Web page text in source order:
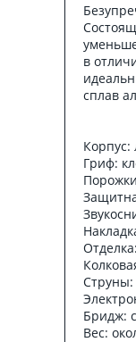
в
сплав
Корпус:
Гриф:
Струны:
Бридж:
Вес: